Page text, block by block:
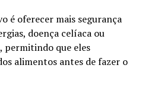
é oferecer mais segurança
doença celíaca ou
permitindo que eles
alimentos antes de fazer o